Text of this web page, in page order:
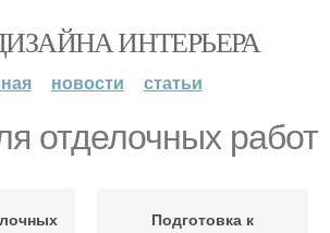
ИНТЕРЬЕРА
новости статьи
отделочных работ
Подготовка к